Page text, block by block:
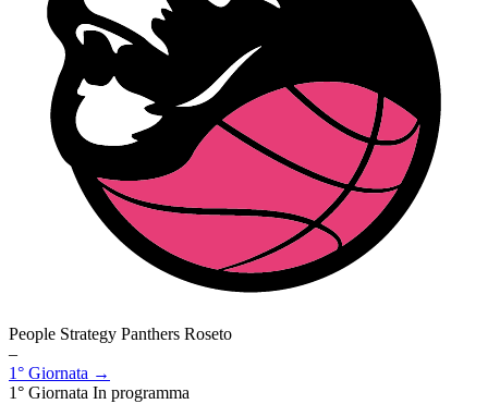
People Strategy Panthers Roseto
–
1° Giornata →
1° Giornata In programma